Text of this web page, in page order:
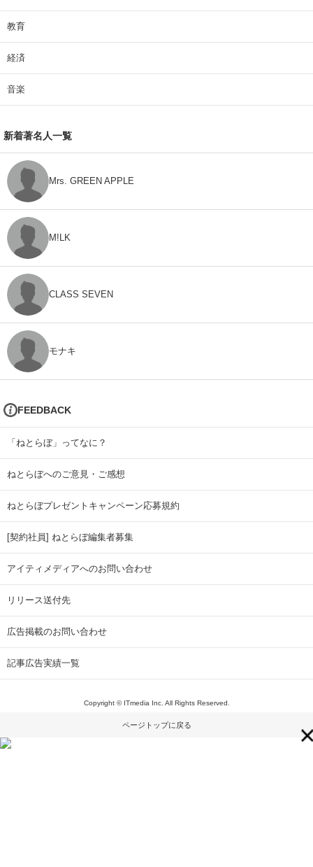
教育
経済
音楽
新着著名人一覧
Mrs. GREEN APPLE
M!LK
CLASS SEVEN
モナキ
FEEDBACK
「ねとらぼ」ってなに？
ねとらぼへのご意見・ご感想
ねとらぼプレゼントキャンペーン応募規約
[契約社員] ねとらぼ編集者募集
アイティメディアへのお問い合わせ
リリース送付先
広告掲載のお問い合わせ
記事広告実績一覧
Copyright © ITmedia Inc. All Rights Reserved.
ページトップに戻る